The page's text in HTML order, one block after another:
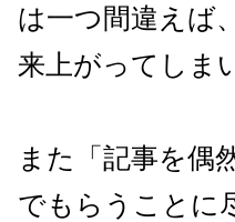
は一つ間違えば、
来上がってしま
また「記事を偶
でもらうことに